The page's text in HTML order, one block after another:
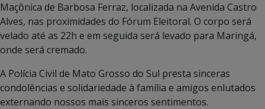
Maçônica de Barbosa Ferraz, localizada na Avenida Castro
Alves, nas proximidades do Fórum Eleitoral. O corpo será
velado até as 22h e em seguida será levado para Maringá,
onde será cremado.
A Polícia Civil de Mato Grosso do Sul presta sinceras
condolências e solidariedade à família e amigos enlutados
externando nossos mais sinceros sentimentos.